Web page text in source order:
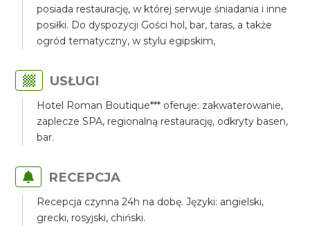
posiada restaurację, w której serwuje śniadania i inne
posiłki. Do dyspozycji Gości hol, bar, taras, a także
ogród tematyczny, w stylu egipskim,
USŁUGI
Hotel Roman Boutique*** oferuje: zakwaterowanie,
zaplecze SPA, regionalną restaurację, odkryty basen,
bar.
RECEPCJA
Recepcja czynna 24h na dobę. Języki: angielski,
grecki, rosyjski, chiński.